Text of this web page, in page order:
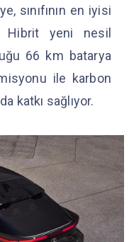
sınıfının en iyisi
Hibrit yeni nesil
66 km batarya
ile karbon
katkı sağlıyor.